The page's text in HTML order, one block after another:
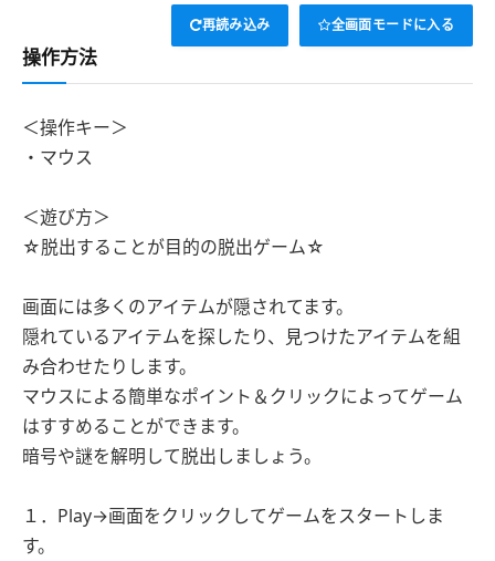
再読み込み 全画面モードに入る
操作方法
＜操作キー＞
・マウス
＜遊び方＞
☆脱出することが目的の脱出ゲーム☆
画面には多くのアイテムが隠されてます。
隠れているアイテムを探したり、見つけたアイテムを組
み合わせたりします。
マウスによる簡単なポイント＆クリックによってゲーム
はすすめることができます。
暗号や謎を解明して脱出しましょう。
１．Play→画面をクリックしてゲームをスタートしま
す。